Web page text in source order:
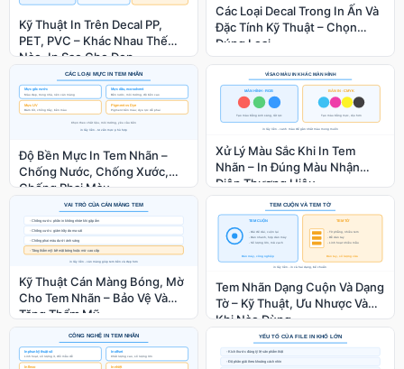
Kỹ Thuật In Trên Decal PP,
PET, PVC – Khác Nhau Thế
Nào, In Sao Cho Đẹp
Các Loại Decal Trong In Ấn Và
Đặc Tính Kỹ Thuật – Chọn
Đúng Loại
Độ Bền Mực In Tem Nhãn –
Chống Nước, Chống Xước,
Chống Phai Màu
Xử Lý Màu Sắc Khi In Tem
Nhãn – In Đúng Màu Nhận
Diện Thương Hiệu
Kỹ Thuật Cán Màng Bóng, Mờ
Cho Tem Nhãn – Bảo Vệ Và
Tăng Thẩm Mỹ
Tem Nhãn Dạng Cuộn Và Dạng
Tờ – Kỹ Thuật, Ưu Nhược Và
Khi Nào Dùng